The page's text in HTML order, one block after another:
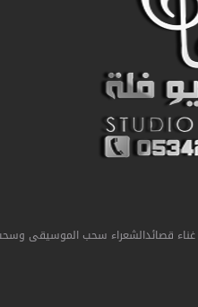
قصائدالشعراء سحب الموسيقى وسحب